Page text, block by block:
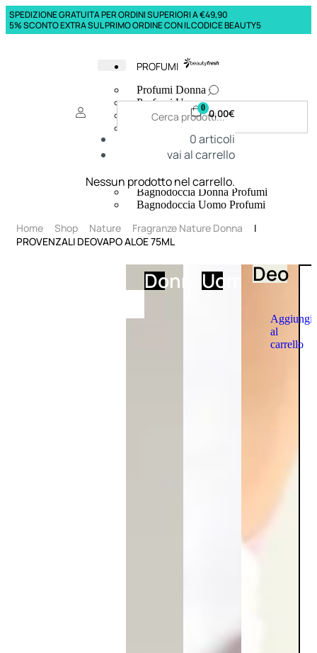
SPEDIZIONE GRATUITA PER ORDINI SUPERIORI A €49,90
5% SCONTO EXTRA SUL PRIMO ORDINE CON IL CODICE BEAUTY5
PROFUMI
Profumi Donna
Profumi Uomo
Deodoranti Donna
Corpo Donna
Corpo Uomo
Creme Mani
Bagnodoccia Donna Profumi
Bagnodoccia Uomo Profumi
DonnaUomoDeo
Aggiungi
al
carrello
0 0,00€
0articoli
vai al carrello
Nessun prodotto nel carrello.
Home Shop Nature Fragranze Nature Donna
I
PROVENZALI DEOVAPO ALOE 75ML